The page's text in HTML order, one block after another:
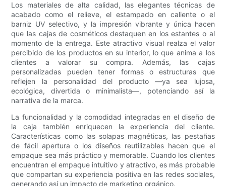
Los materiales de alta calidad, las elegantes técnicas de
acabado como el relieve, el estampado en caliente o el
barniz UV selectivo, y la impresión vibrante y única hacen
que las cajas de cosméticos destaquen en los estantes o al
momento de la entrega. Este atractivo visual realza el valor
percibido de los productos en su interior, lo que anima a los
clientes a valorar su compra. Además, las cajas
personalizadas pueden tener formas o estructuras que
reflejen la personalidad del producto —ya sea lujosa,
ecológica, divertida o minimalista—, potenciando así la
narrativa de la marca.
La funcionalidad y la comodidad integradas en el diseño de
la caja también enriquecen la experiencia del cliente.
Características como las solapas magnéticas, las pestañas
de fácil apertura o los diseños reutilizables hacen que el
empaque sea más práctico y memorable. Cuando los clientes
encuentran el empaque intuitivo y atractivo, es más probable
que compartan su experiencia positiva en las redes sociales,
generando así un impacto de marketing orgánico.